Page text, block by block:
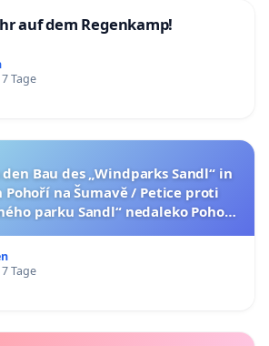
auf dem Regenkamp!
Tage
Bau des „Windparks Sandl“ in
Pohoří na Šumavě / Petice proti
parku Sandl“ nedaleko Pohoří
Tage